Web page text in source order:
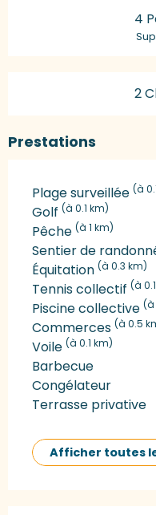
4
2
Prestations
Plage surveillée (à
Golf (à 0.1 km)
Pêche (à 1 km)
Sentier de
Équitation (à 0.3 km)
Tennis collectif (à
Piscine collective (à
Commerces (à 0.5
Voile (à 0.1 km)
Barbecue
Congélateur
Terrasse privative
Afficher toutes